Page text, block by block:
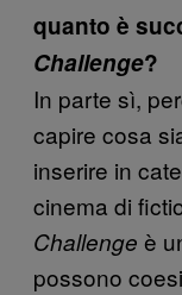
quanto è
Challenge?
In parte sì,
capire cosa
inserire in
cinema di
Challenge è
possono